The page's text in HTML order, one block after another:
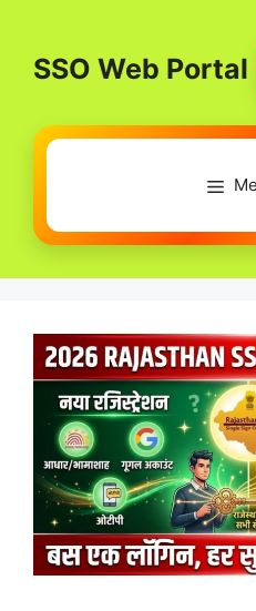
contentSSO Web Portal